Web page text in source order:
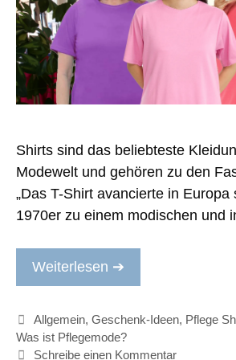
Shirts sind das beliebteste
Modewelt und gehören zu den
„Das T-Shirt avancierte in Europa
1970er zu einem modischen und
Weiterlesen ➔
Kategorien
Allgemein,Geschenk-Ideen, Pflege
Was ist Pflegemode?
Schreibe einen Kommentar